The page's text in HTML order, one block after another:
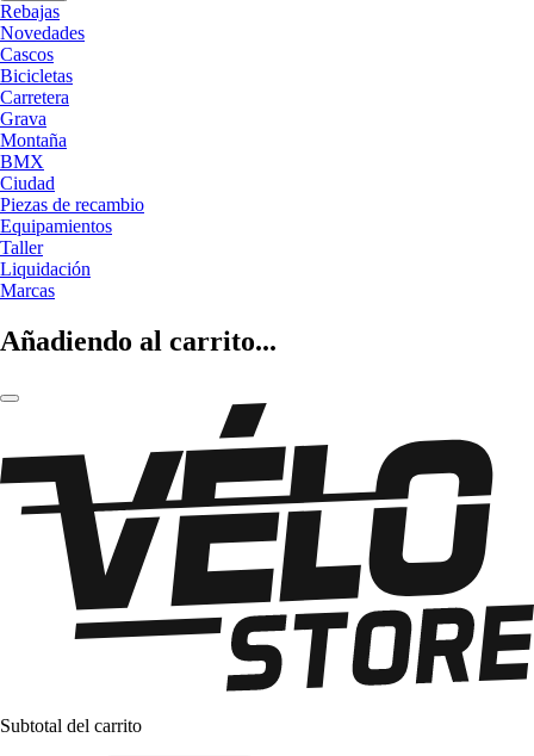
Rebajas
Novedades
Cascos
Bicicletas
Carretera
Grava
Montaña
BMX
Ciudad
Piezas de recambio
Equipamientos
Taller
Liquidación
Marcas
Añadiendo al carrito...
Subtotal del carrito